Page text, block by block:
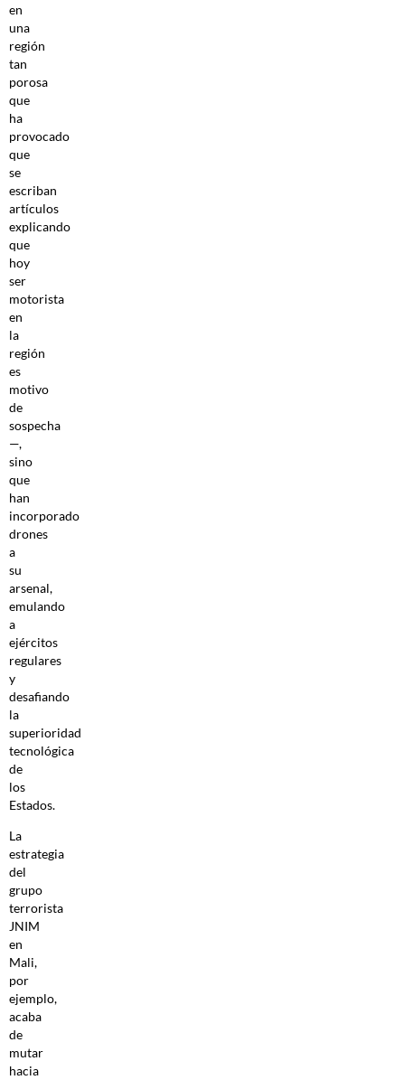
en
una
región
tan
porosa
que
ha
provocado
que
se
escriban
artículos
explicando
que
hoy
ser
motorista
en
la
región
es
motivo
de
sospecha
—,
sino
que
han
incorporado
drones
a
su
arsenal,
emulando
a
ejércitos
regulares
y
desafiando
la
superioridad
tecnológica
de
los
Estados.
La
estrategia
del
grupo
terrorista
JNIM
en
Mali,
por
ejemplo,
acaba
de
mutar
hacia